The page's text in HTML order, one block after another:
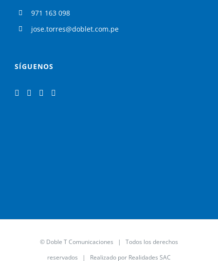
971 163 098
jose.torres@doblet.com.pe
SÍGUENOS
© Doble T Comunicaciones | Todos los derechos
reservados | Realizado por Realidades SAC